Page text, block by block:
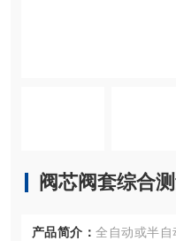
阀芯阀套综合
产品简介： 全自动或半自